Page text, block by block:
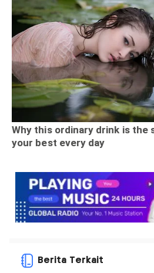
Berita Terkait